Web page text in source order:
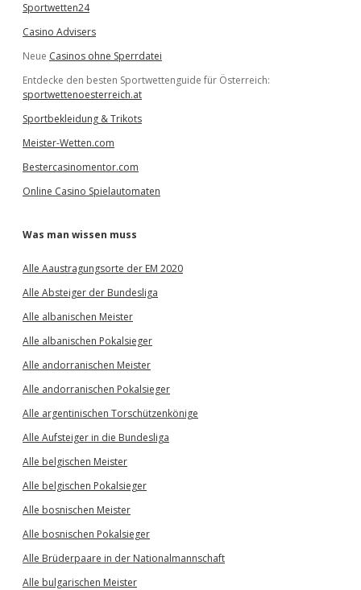
Sportwetten24
Casino Advisers
Neue Casinos ohne Sperrdatei
Entdecke den besten Sportwettenguide für Österreich:
sportwettenoesterreich.at
Sportbekleidung & Trikots
Meister-Wetten.com
Bestercasinomentor.com
Online Casino Spielautomaten
Was man wissen muss
Alle Aaustragungsorte der EM 2020
Alle Absteiger der Bundesliga
Alle albanischen Meister
Alle albanischen Pokalsieger
Alle andorranischen Meister
Alle andorranischen Pokalsieger
Alle argentinischen Torschützenkönige
Alle Aufsteiger in die Bundesliga
Alle belgischen Meister
Alle belgischen Pokalsieger
Alle bosnischen Meister
Alle bosnischen Pokalsieger
Alle Brüderpaare in der Nationalmannschaft
Alle bulgarischen Meister